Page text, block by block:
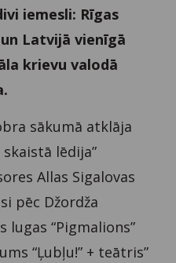
iemesli: Rīgas
Latvijā vienīgā
krievu valodā
sākumā atklāja
lēdija”
Allas Sigalovas
pēc Džordža
lugas “Pigmalions”
“Ļubļu!” + teātris”